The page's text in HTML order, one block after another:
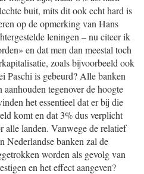
buit, mits dit ook echt hard is
op de opmerking van Hans
leningen – nu citeer ik
en dat men dan meestal toch
zoals bijvoorbeeld ook
Paschi is gebeurd? Alle banken
tegenover de hoogte
het essentieel dat er bij die
komt en dat 3% dus verplicht
alle landen. Vanwege de relatief
Nederlandse banken zal de
worden als gevolg van
en het effect aangeven?